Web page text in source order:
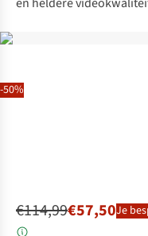
-50%
€114,99€57,50Je